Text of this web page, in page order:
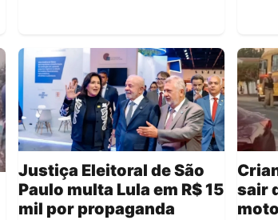
Justiça Eleitoral de São
Paulo multa Lula em R$ 15
mil por propaganda
sair